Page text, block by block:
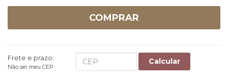
COMPRAR
Frete e prazo:
Não sei meu CEP
Calcular